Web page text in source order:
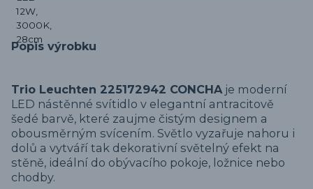
Popis výrobku
Trio Leuchten 225172942 CONCHA je moderní
LED nástěnné svítidlo v elegantní antracitově
šedé barvě, které zaujme čistým designem a
obousměrným svícením. Světlo vyzařuje nahoru i
dolů a vytváří tak dekorativní světelný efekt na
stěně, ideální do obývacího pokoje, ložnice nebo
chodby.